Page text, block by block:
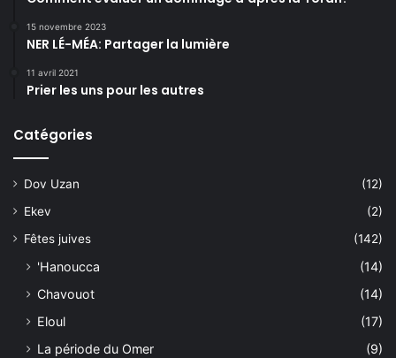
15 novembre 2023
NER LÉ-MÉA: Partager la lumière
11 avril 2021
Prier les uns pour les autres
Catégories
Dov Uzan
(12)
Ekev
(2)
Fêtes juives
(142)
'Hanoucca
(14)
Chavouot
(14)
Eloul
(17)
La période du Omer
(9)